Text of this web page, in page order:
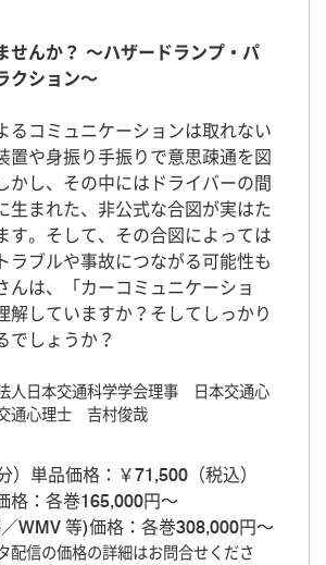
せんか？ ～ハザードランプ・パ
クション～
るコミュニケーションは取れない
置や身振り手振りで意思疎通を図
かし、その中にはドライバーの間
生まれた、非公式な合図が実はた
す。そして、その合図によっては
ラブルや事故につながる可能性も
んは、「カーコミュニケーショ
解していますか？そしてしっかり
でしょうか？
人日本交通科学学会理事 日本交通心
通心理士 吉村俊哉
単品価格：￥71,500（税込）
：各巻165,000円～
WMV 等)価格：各巻308,000円～
配信の価格の詳細はお問合せくださ